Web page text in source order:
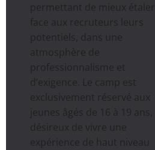
permettant de mieux étaler
face aux recruteurs leurs
potentiels, dans une
atmosphère de
professionnalisme et
d’exigence. Le camp est
exclusivement réservé aux
jeunes âgés de 16 à 19 ans,
désireux de vivre une
expérience de haut niveau